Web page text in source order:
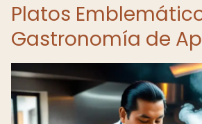
Platos
Gastronomía de